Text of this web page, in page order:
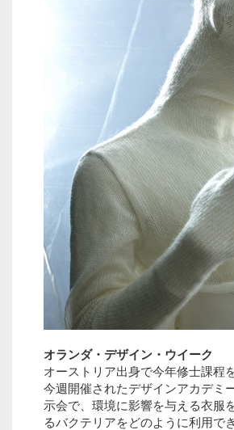
オランダ・デザイン・ウイーク
オーストリア出身で今年修士課程
今週開催されたデザインアカデミ
示会で、環境に影響を与える衣服
るバクテリアをどのように利用で